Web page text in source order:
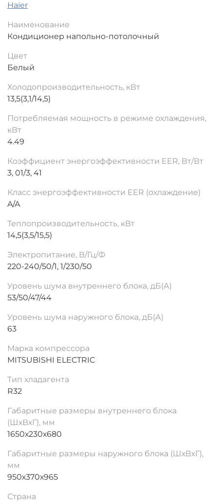
Haier
Наименование
Кондиционер напольно-потолочный
Цвет
Белый
Холодопроизводительность, кВт
13,5(3,1/14,5)
Потребляемая мощность в режиме охлаждения,
кВт
4.49
Коэффициент энергоэффективности EER, Вт/Вт
3, 01/3, 41
Класс энергоэффективности EER (охлаждение)
A/A
Теплопроизводительность, кВт
14,5(3,5/15,5)
Электропитание, В/Гц/Ф
220-240/50/1, 1/230/50
Уровень шума внутреннего блока, дБ(А)
53/50/47/44
Уровень шума наружного блока, дБ(А)
63
Марка компрессора
MITSUBISHI ELECTRIC
Тип хладагента
R32
Габаритные размеры внутреннего блока
(ШхВхГ), мм
1650х230х680
Габаритные размеры наружного блока (ШхВхГ),
мм
950х370х965
Страна